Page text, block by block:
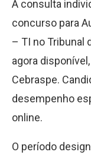
A consulta
concurso para
– TI no Tribunal
agora
Cebraspe.
desempenho
online.
O período